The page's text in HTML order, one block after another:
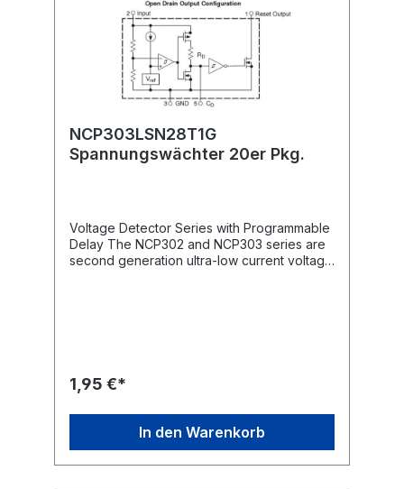
NCP303LSN28T1G
Spannungswächter 20er Pkg.
Voltage Detector Series with Programmable
Delay The NCP302 and NCP303 series are
second generation ultra-low current voltage
1,95 €*
In den Warenkorb